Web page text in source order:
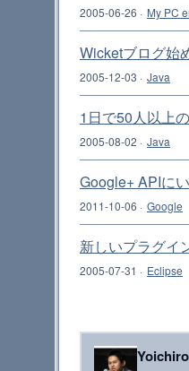
2005-06-26 · My PC
Wicketブログ始
2005-12-03 · Java
1日で50人以上
2005-08-02 · Java
Google+ APIに
2011-10-06 · Google
新しいプラグイ
2005-07-31 · Eclipse